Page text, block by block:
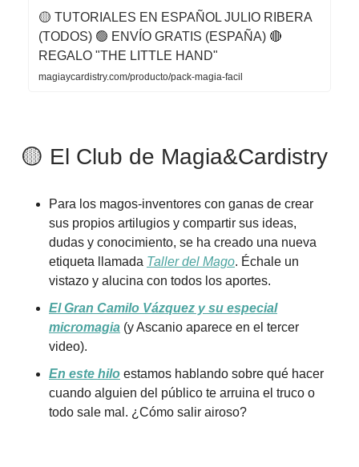
🟡 TUTORIALES EN ESPAÑOL JULIO RIBERA
(TODOS) 🟢 ENVÍO GRATIS (ESPAÑA) 🔴
REGALO "THE LITTLE HAND"
magiaycardistry.com/producto/pack-magia-facil
🟡 El Club de Magia&Cardistry
Para los magos-inventores con ganas de crear
sus propios artilugios y compartir sus ideas,
dudas y conocimiento, se ha creado una nueva
etiqueta llamada Taller del Mago. Échale un
vistazo y alucina con todos los aportes.
El Gran Camilo Vázquez y su especial
micromagia (y Ascanio aparece en el tercer
video).
En este hilo estamos hablando sobre qué hacer
cuando alguien del público te arruina el truco o
todo sale mal. ¿Cómo salir airoso?